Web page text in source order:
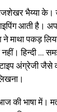
भैय्या के।
आती है।
माथा पकड़
नहीं। हिन्दी
टाइप अंग्रेजी
की भाषा में।